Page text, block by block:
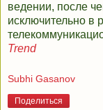
ведении, после
исключительно в
Trend
Subhi Gasanov
Поделиться